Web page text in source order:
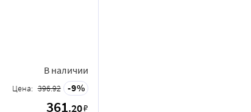
В наличии
Цена: 396.92 9
361.20₽